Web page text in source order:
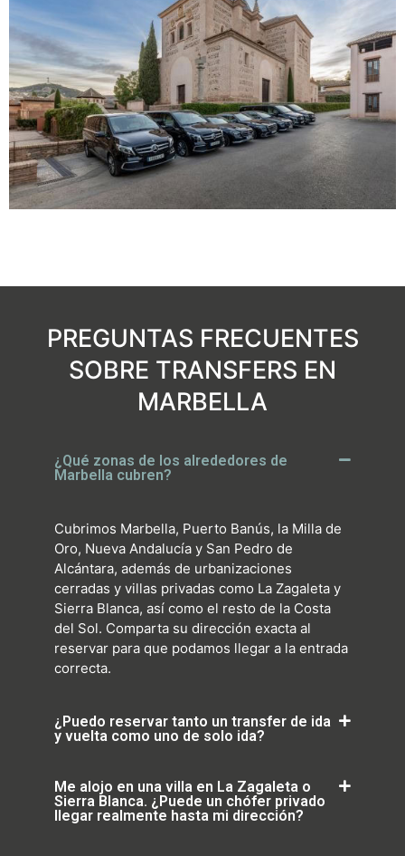
PREGUNTAS FRECUENTES
SOBRE TRANSFERS EN
MARBELLA
¿Qué zonas de los alrededores de
Marbella cubren?
Cubrimos Marbella, Puerto Banús, la Milla de
Oro, Nueva Andalucía y San Pedro de
Alcántara, además de urbanizaciones
cerradas y villas privadas como La Zagaleta y
Sierra Blanca, así como el resto de la Costa
del Sol. Comparta su dirección exacta al
reservar para que podamos llegar a la entrada
correcta.
¿Puedo reservar tanto un transfer de ida
y vuelta como uno de solo ida?
Me alojo en una villa en La Zagaleta o
Sierra Blanca. ¿Puede un chófer privado
llegar realmente hasta mi dirección?